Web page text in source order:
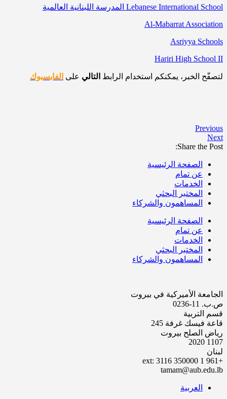
Lebanese International School المدرسة اللبنانية العالمية
Al-Mabarrat Association
Asriyya Schools
Hariri High School II
لتصفّح الخبر، يمكنكم استخدام الرابطالتالي على الفايسبوك
Previous
Next
Share the Post:
الصفحة الرئيسية
عن تمام
الخدمات
المختبر البحثي
المساهمون والشركاء
الصفحة الرئيسية
عن تمام
الخدمات
المختبر البحثي
المساهمون والشركاء
الجامعة الأميركية في بيروت
ص.ب. 11-0236
قسم التربية
قاعة فيسك غرفة 245
رياض الصلح بيروت
1107 2020
لبنان
+961 1 350000 ext: 3116
tamam@aub.edu.lb
العربية